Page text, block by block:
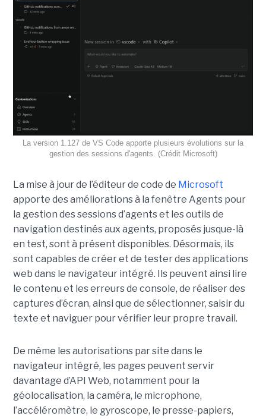
La version 1.127 de VS Code apporte plusieurs évolutions sur la
gestion des sessions d'agents. (Crédit Microsoft)
La mise à jour de l’éditeur de code de Microsoft
apporte des améliorations à la fenêtre Agents pour
la gestion des sessions d’agents et les outils de
navigation destinés aux agents, proposés jusque-là
en test, sont à présent disponibles. Désormais, ils
sont capables de créer et de tester des applications
web dans le navigateur intégré. Ils peuvent ainsi lire
le contenu et les erreurs de console, de réaliser des
captures d’écran, ainsi que de sélectionner, saisir du
texte et naviguer pour vérifier leur propre travail.
De même les autorisations par site dans le
navigateur intégré, les pages peuvent servir
davantage d’API Web, notamment pour la
géolocalisation, la caméra, le microphone,
l’accéléromètre, le gyroscope, le presse-papiers,